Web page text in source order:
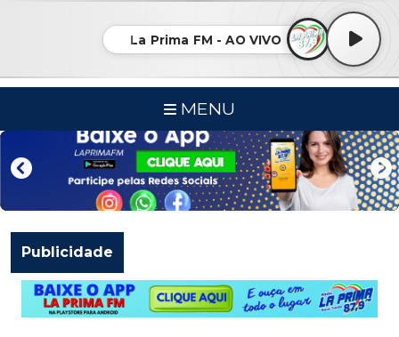
La Prima FM - AO VIVO
MENU
Publicidade